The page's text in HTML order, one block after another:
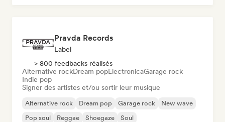
Pravda Records
Label
> 800 feedbacks réalisés
Alternative rockDream popElectronicaGarage rock
Indie pop
Signer des artistes et/ou sortir leur musique
Alternative rock Dream pop Garage rock
New wave
Pop soul
Reggae Shoegaze Soul